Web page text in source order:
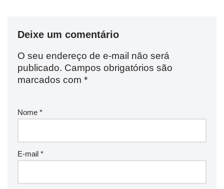
Deixe um comentário
O seu endereço de e-mail não será
publicado. Campos obrigatórios são
marcados com *
Nome *
E-mail *